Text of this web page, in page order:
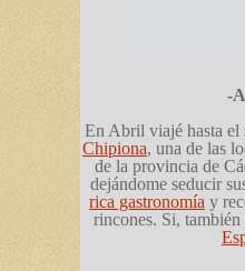
-
En Abril viajé hasta el
Chipiona, una de las
de la provincia de
dejándome seducir
rica gastronomía y
rincones. Si, también